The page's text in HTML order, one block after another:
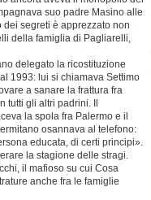
suo padre Masino alle
segreti è apprezzato non
della famiglia di Pagliarelli,
delegato la ricostituzione
1993: lui si chiamava Settimo
a sanare la frattura fra
tutti gli altri padrini. Il
la spola fra Palermo e il
osannava al telefono:
educata, di certi principi».
la stagione delle stragi.
il mafioso su cui Cosa
anche fra le famiglie